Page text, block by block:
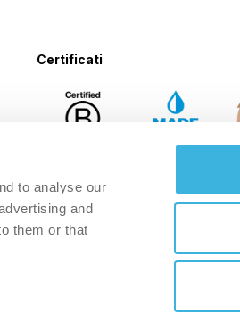
to analyse our
and
them or that
Certificati